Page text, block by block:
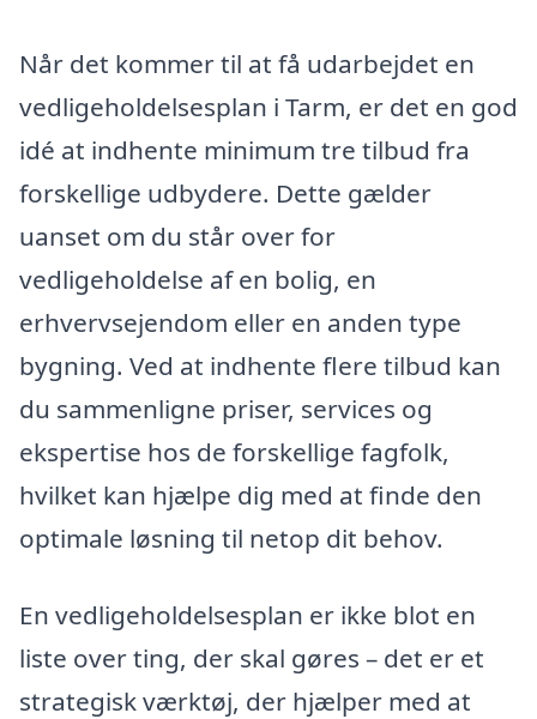
Når det kommer til at få udarbejdet en
vedligeholdelsesplan i Tarm, er det en god
idé at indhente minimum tre tilbud fra
forskellige udbydere. Dette gælder
uanset om du står over for
vedligeholdelse af en bolig, en
erhvervsejendom eller en anden type
bygning. Ved at indhente flere tilbud kan
du sammenligne priser, services og
ekspertise hos de forskellige fagfolk,
hvilket kan hjælpe dig med at finde den
optimale løsning til netop dit behov.
En vedligeholdelsesplan er ikke blot en
liste over ting, der skal gøres – det er et
strategisk værktøj, der hjælper med at